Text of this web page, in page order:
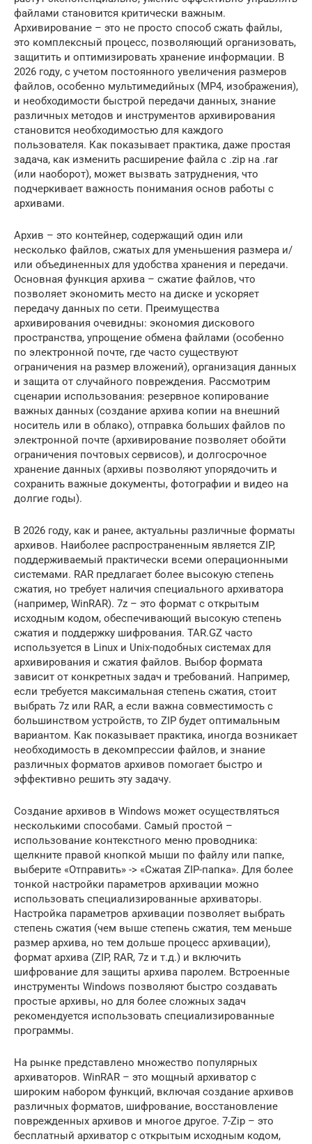
файлами становится критически важным.
Архивирование – это не просто способ сжать файлы,
это комплексный процесс, позволяющий организовать,
защитить и оптимизировать хранение информации. В
2026 году, с учетом постоянного увеличения размеров
файлов, особенно мультимедийных (MP4, изображения),
и необходимости быстрой передачи данных, знание
различных методов и инструментов архивирования
становится необходимостью для каждого
пользователя. Как показывает практика, даже простая
задача, как изменить расширение файла с .zip на .rar
(или наоборот), может вызвать затруднения, что
подчеркивает важность понимания основ работы с
архивами.
Архив – это контейнер, содержащий один или
несколько файлов, сжатых для уменьшения размера и/
или объединенных для удобства хранения и передачи.
Основная функция архива – сжатие файлов, что
позволяет экономить место на диске и ускоряет
передачу данных по сети. Преимущества
архивирования очевидны: экономия дискового
пространства, упрощение обмена файлами (особенно
по электронной почте, где часто существуют
ограничения на размер вложений), организация данных
и защита от случайного повреждения. Рассмотрим
сценарии использования: резервное копирование
важных данных (создание архива копии на внешний
носитель или в облако), отправка больших файлов по
электронной почте (архивирование позволяет обойти
ограничения почтовых сервисов), и долгосрочное
хранение данных (архивы позволяют упорядочить и
сохранить важные документы, фотографии и видео на
долгие годы).
В 2026 году, как и ранее, актуальны различные форматы
архивов. Наиболее распространенным является ZIP,
поддерживаемый практически всеми операционными
системами. RAR предлагает более высокую степень
сжатия, но требует наличия специального архиватора
(например, WinRAR). 7z – это формат с открытым
исходным кодом, обеспечивающий высокую степень
сжатия и поддержку шифрования. TAR.GZ часто
используется в Linux и Unix-подобных системах для
архивирования и сжатия файлов. Выбор формата
зависит от конкретных задач и требований. Например,
если требуется максимальная степень сжатия, стоит
выбрать 7z или RAR, а если важна совместимость с
большинством устройств, то ZIP будет оптимальным
вариантом. Как показывает практика, иногда возникает
необходимость в декомпрессии файлов, и знание
различных форматов архивов помогает быстро и
эффективно решить эту задачу.
Создание архивов в Windows может осуществляться
несколькими способами. Самый простой –
использование контекстного меню проводника:
щелкните правой кнопкой мыши по файлу или папке,
выберите «Отправить» -> «Сжатая ZIP-папка». Для более
тонкой настройки параметров архивации можно
использовать специализированные архиваторы.
Настройка параметров архивации позволяет выбрать
степень сжатия (чем выше степень сжатия, тем меньше
размер архива, но тем дольше процесс архивации),
формат архива (ZIP, RAR, 7z и т.д.) и включить
шифрование для защиты архива паролем. Встроенные
инструменты Windows позволяют быстро создавать
простые архивы, но для более сложных задач
рекомендуется использовать специализированные
программы.
На рынке представлено множество популярных
архиваторов. WinRAR – это мощный архиватор с
широким набором функций, включая создание архивов
различных форматов, шифрование, восстановление
поврежденных архивов и многое другое. 7-Zip – это
бесплатный архиватор с открытым исходным кодом,